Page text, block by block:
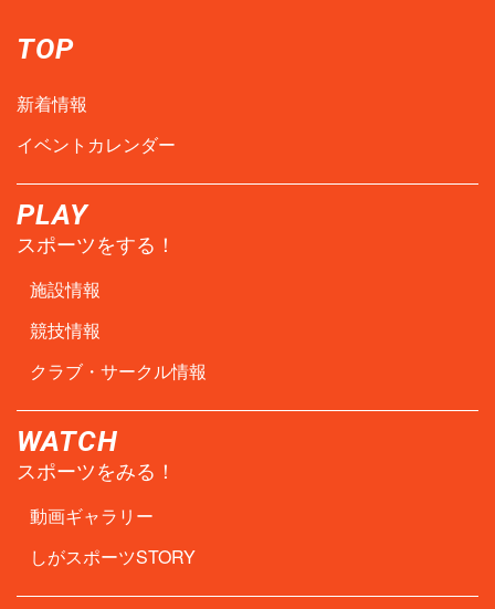
TOP
新着情報
イベントカレンダー
PLAY
スポーツをする！
施設情報
競技情報
クラブ・サークル情報
WATCH
スポーツをみる！
動画ギャラリー
しがスポーツSTORY